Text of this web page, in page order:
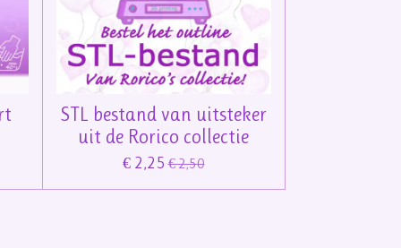
STL bestand van uitsteker
uit de Rorico collectie
€ 2,25 € 2,50